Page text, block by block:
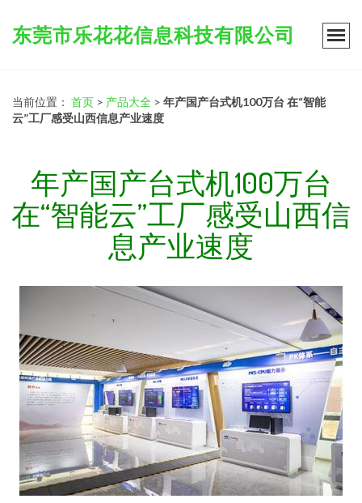
东莞市乐花花信息科技有限公司
当前位置： 首页 > 产品大全 > 年产国产台式机100万台 在“智能
云”工厂感受山西信息产业速度
年产国产台式机100万台
在“智能云”工厂感受山西信
息产业速度